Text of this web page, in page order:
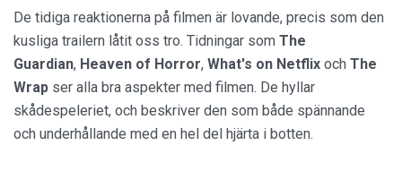
De tidiga reaktionerna på filmen är lovande, precis som den
kusliga trailern låtit oss tro. Tidningar som The
Guardian, Heaven of Horror, What's on Netflix och The
Wrap ser alla bra aspekter med filmen. De hyllar
skådespeleriet, och beskriver den som både spännande
och underhållande med en hel del hjärta i botten.